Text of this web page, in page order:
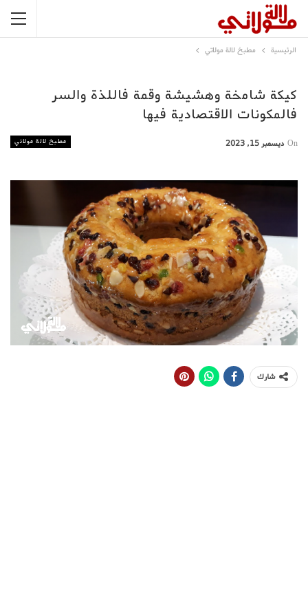
الرئيسية مطبخ لالة مولاتي
كيكة شامخة وهشيشة وقمة فاللذة والسر
فالمكونات الاقتصادية فيها
مطبخ لالة مولاتي On ديسمبر 15, 2023
شارك